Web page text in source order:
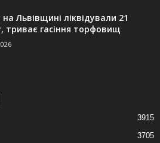
Львівщині ліквідували 21
триває гасіння торфовищ
3915
3705